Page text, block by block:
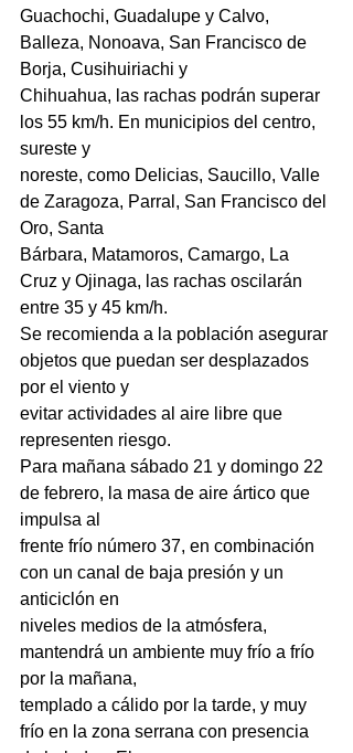
Guachochi, Guadalupe y Calvo,
Balleza, Nonoava, San Francisco de
Borja, Cusihuiriachi y
Chihuahua, las rachas podrán superar
los 55 km/h. En municipios del centro,
sureste y
noreste, como Delicias, Saucillo, Valle
de Zaragoza, Parral, San Francisco del
Oro, Santa
Bárbara, Matamoros, Camargo, La
Cruz y Ojinaga, las rachas oscilarán
entre 35 y 45 km/h.
Se recomienda a la población asegurar
objetos que puedan ser desplazados
por el viento y
evitar actividades al aire libre que
representen riesgo.
Para mañana sábado 21 y domingo 22
de febrero, la masa de aire ártico que
impulsa al
frente frío número 37, en combinación
con un canal de baja presión y un
anticiclón en
niveles medios de la atmósfera,
mantendrá un ambiente muy frío a frío
por la mañana,
templado a cálido por la tarde, y muy
frío en la zona serrana con presencia